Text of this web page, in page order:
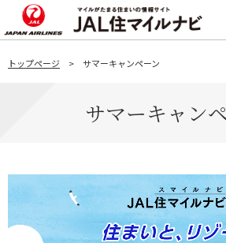
トップページ サマーキャンペーン
サマーキャン